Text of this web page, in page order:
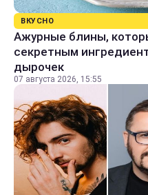
ВКУСНО
Ажурные блины,
секретным
дырочек
07 августа 2026, 15:55